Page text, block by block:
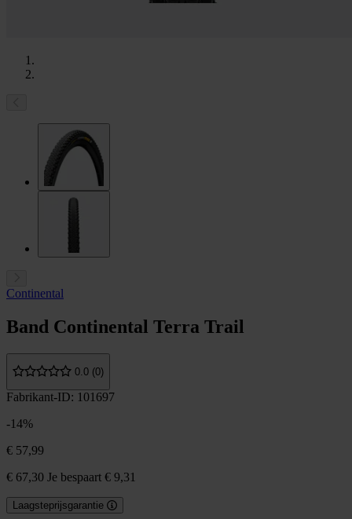
Continental
Band Continental Terra Trail
0.0 (0)
Fabrikant-ID: 101697
-14%
€ 57,99
€ 67,30 Je bespaart € 9,31
Laagsteprijsgarantie